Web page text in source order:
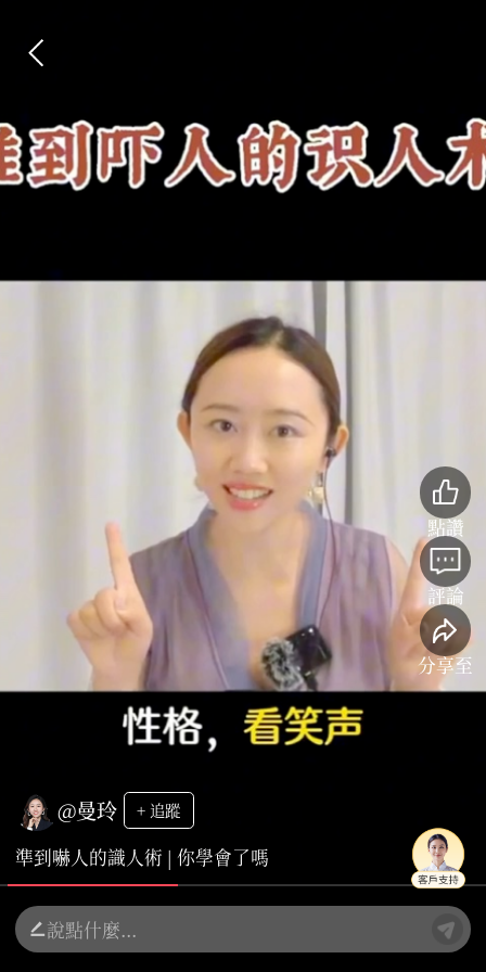
點讚
評論
分享至
@曼玲 + 追蹤
準到嚇人的識人術 | 你學會了嗎